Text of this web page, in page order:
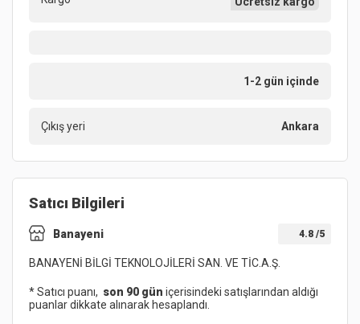
1-2 gün içinde
Çıkış yeri Ankara
Satıcı Bilgileri
Banayeni 4.8 /5
BANAYENİ BİLGİ TEKNOLOJİLERİ SAN. VE TİC.A.Ş.
* Satıcı puanı, son 90 gün içerisindeki satışlarından aldığı
puanlar dikkate alınarak hesaplandı.